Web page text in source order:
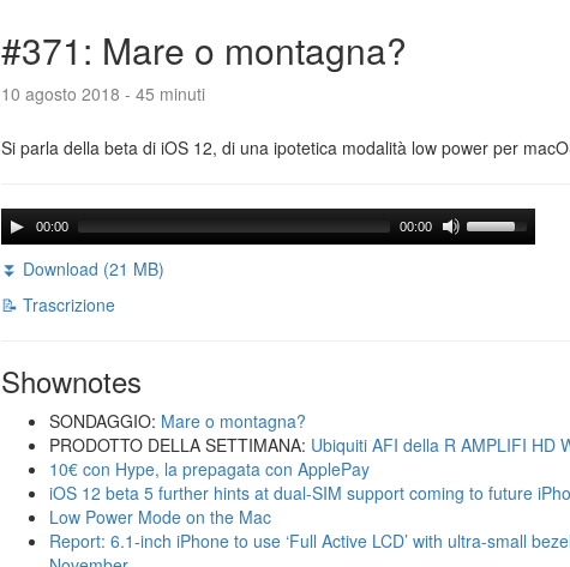
#371: Mare o montagna?
10 agosto 2018 - 45 minuti
Si parla della beta di iOS 12, di una ipotetica modalità low power per
00:00 00:00
⏬ Download (21 MB)
📝 Trascrizione
Shownotes
SONDAGGIO: Mare o montagna?
PRODOTTO DELLA SETTIMANA: Ubiquiti AFI della R AMPLIFI HD
10€ con Hype, la prepagata con ApplePay
iOS 12 beta 5 further hints at dual-SIM support coming to future
Low Power Mode on the Mac
Report: 6.1-inch iPhone to use ‘Full Active LCD’ with ultra-small